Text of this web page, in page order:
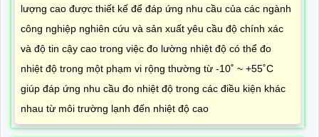
lượng cao được thiết kế để đáp ứng nhu cầu của các ngành
công nghiệp nghiên cứu và sản xuất yêu cầu độ chính xác
và độ tin cậy cao trong việc đo lường nhiệt độ có thể đo
nhiệt độ trong một phạm vi rộng thường từ -10˚ ~ +55˚C
giúp đáp ứng nhu cầu đo nhiệt độ trong các điều kiện khác
nhau từ môi trường lạnh đến nhiệt độ cao